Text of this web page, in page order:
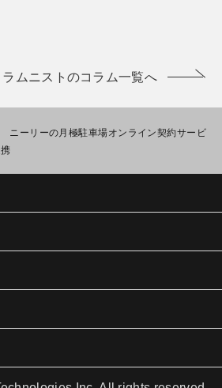
ラムニストのコラム一覧へ
ニーリーの月極駐車場オンライン契約サービ